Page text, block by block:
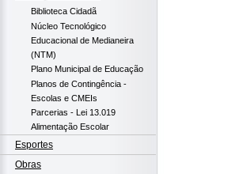
Biblioteca Cidadã
Núcleo Tecnológico
Educacional de Medianeira
(NTM)
Plano Municipal de Educação
Planos de Contingência -
Escolas e CMEIs
Parcerias - Lei 13.019
Alimentação Escolar
Esportes
Obras